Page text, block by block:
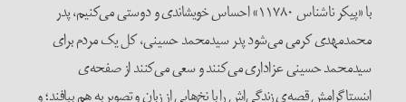
با «پیکر ناشناس ۱۱۷۸۰» احساس خویشاندی و دوستی می‌کنیم، پدر
محمدمهدی کرمی می‌شود پدر سیدمحمد حسینی، کل یک مردم برای
سیدمحمد حسینی عزاداری می‌کنند و سعی می‌کنند از صفحه‌ی
اینستاگرامش قصه‌ی زندگی‌اش را با نخ‌هایی از زبان و تصویر به هم ببافند؛ و